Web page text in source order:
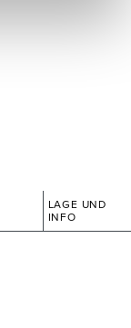
LAGE UND
INFO